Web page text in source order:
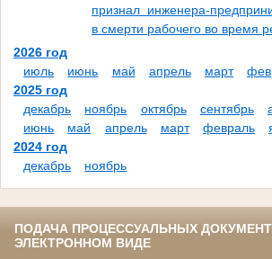
признал инженера-
в смерти рабочего во время
2026 год
июль
июнь май апрель март
2025 год
декабрь
ноябрь октябрь сентябрь
июнь
май апрель март февраль
2024 год
декабрь
ноябрь
ПОДАЧА ПРОЦЕССУАЛЬНЫХ
ЭЛЕКТРОННОМ ВИДЕ